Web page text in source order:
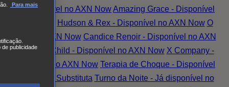
- Disponível no AXN NowAmazing Grace - Disponível
Hudson & Rex - Disponível no AXN Now O
no AXN Now Candice Renoir - Disponível no AXN
Now Love Child - Disponível no AXN Now X Company -
- Disponível no AXN Now Terapia de Choque - Disponível
A Substituta Turno da Noite - Já disponível no
Para mais
publicidade